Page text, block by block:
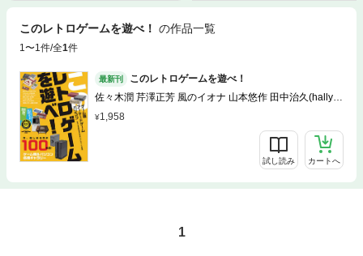
このレトロゲームを遊べ！ の作品一覧
1〜1件/全1件
最新刊
このレトロゲームを遊べ！
佐々木潤 芹澤正芳 風のイオナ 山本悠作 田中治久(hally)
青木聡 加藤勝明
1,958
試し読み カートへ
1